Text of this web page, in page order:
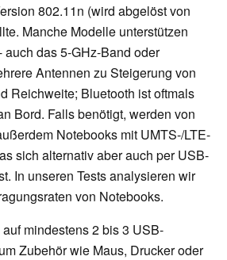
802.11n (wird abgelöst von
Manche Modelle unterstützen
auch das 5-GHz-Band oder
Antennen zu Steigerung von
Reichweite; Bluetooth ist oftmals
Bord. Falls benötigt, werden von
Notebooks mit UMTS-/LTE-
sich alternativ aber auch per USB-
In unseren Tests analysieren wir
von Notebooks.
mindestens 2 bis 3 USB-
Zubehör wie Maus, Drucker oder